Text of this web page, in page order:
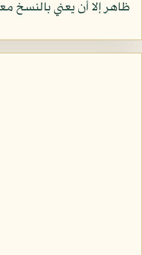
ظاهر إلا أن يعني بالنسخ